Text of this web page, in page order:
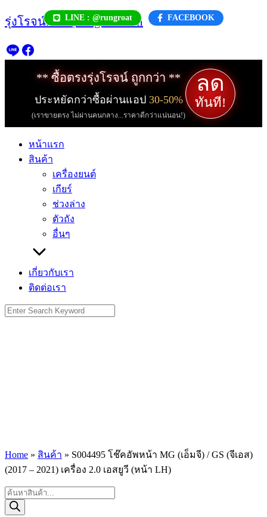
Skip
to
LINE : @rungroat FACEBOOK
รุ่งโรจน์.com | rungroat.com
** ซื้อตรงรุ่งโรจน์ ถูกกว่า **
ประหยัดกว่าซื้อผ่านแอป 30-50%
(เราขายตรง ไม่ผ่านคนกลาง...ราคาดีกว่าแน่นอน!)
ลด
ทันที!
หน้าแรก
สินค้า
เครื่องยนต์
เกียร์
ช่วงล่าง
ตัวถัง
อื่นๆ
เกี่ยวกับเรา
ติดต่อเรา
Search
for:
Home » สินค้า » S004495 โช๊คอัพหน้า MG (เอ็มจี) / GS (จีเอส)
(2017 – 2021) เครื่อง 2.0 เอสยูวี (หน้า LH)
Products
search